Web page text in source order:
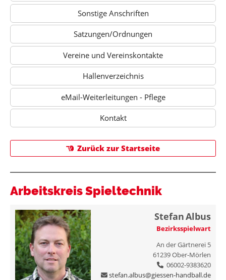
Sonstige Anschriften
Satzungen/Ordnungen
Vereine und Vereinskontakte
Hallenverzeichnis
eMail-Weiterleitungen - Pflege
Kontakt
Zurück zur Startseite
Arbeitskreis Spieltechnik
StefanAlbus
Bezirksspielwart
An der Gärtnerei 5
61239Ober-Mörlen
06002-9383620
stefan.albus@giessen-handball.de